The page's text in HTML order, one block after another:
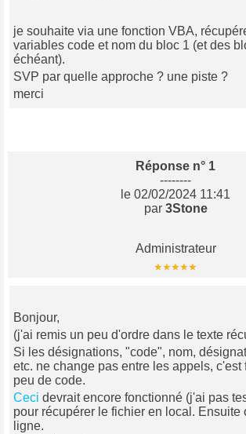
je souhaite via une fonction VBA,
variables code et nom du bloc 1 (et des
échéant).
SVP par quelle approche ? une piste ?
merci
Réponse n° 1
--------
le 02/02/2024 11:41
par 3Stone
Administrateur
Bonjour,
(j'ai remis un peu d'ordre dans le texte
Si les désignations, "code", nom,
etc. ne change pas entre les appels, c'est
peu de code.
Ceci devrait encore fonctionné (j'ai pas
pour récupérer le fichier en local. Ensuite
ligne.